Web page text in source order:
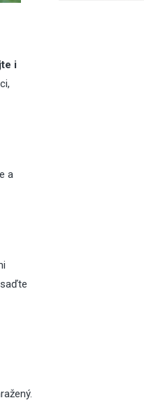
i
a